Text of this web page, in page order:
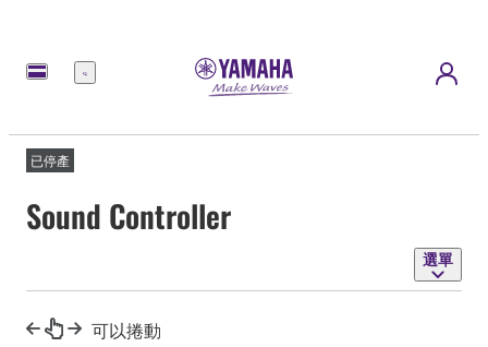
選
已停產
Sound Controller
選單
可以捲動